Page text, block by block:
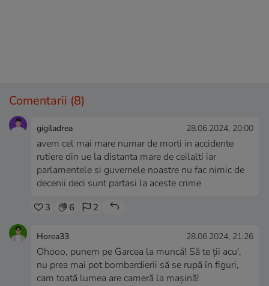
Comentarii (8)
gigiladrea 28.06.2024, 20:00
avem cel mai mare numar de morti in accidente
rutiere din ue la distanta mare de ceilalti iar
parlamentele si guvernele noastre nu fac nimic de
decenii deci sunt partasi la aceste crime
3 6 2
Horea33 28.06.2024, 21:26
Ohooo, punem pe Garcea la muncă! Să te ții acu',
nu prea mai pot bombardierii să se rupă în figuri,
cam toată lumea are cameră la mașină!